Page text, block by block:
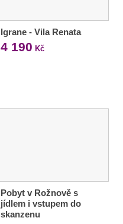
Igrane - Vila Renata
4 190 Kč
Pobyt v Rožnově s
jídlem i vstupem do
skanzenu